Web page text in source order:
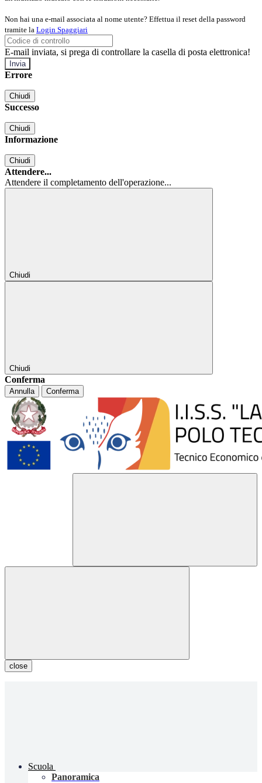
Non hai una e-mail associata al nome utente? Effettua il reset della password
tramite la Login Spaggiari
E-mail inviata, si prega di controllare la casella di posta elettronica!
Errore
Chiudi
Successo
Chiudi
Informazione
Chiudi
Attendere...
Attendere il completamento dell'operazione...
Chiudi
Chiudi
Conferma
Annulla Conferma
close
Scuola
Panoramica